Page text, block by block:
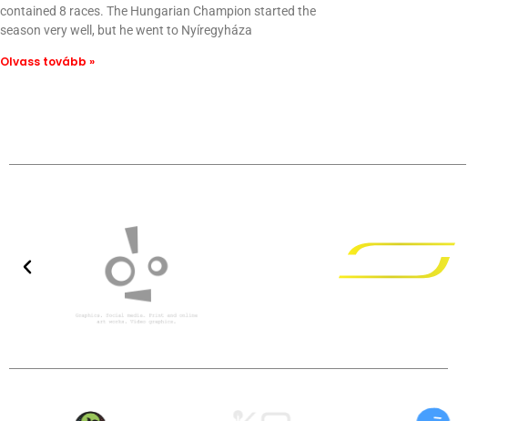
contained 8 races. The Hungarian Champion started the
season very well, but he went to Nyíregyháza
Olvass tovább »